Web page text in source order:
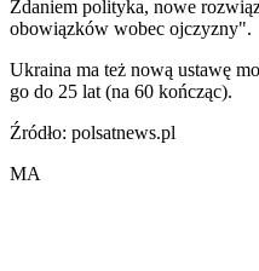
Zdaniem polityka, nowe
obowiązków wobec ojczyzny".
Ukraina ma też nową ustawę
go do 25 lat (na 60 kończąc).
Źródło: polsatnews.pl
MA